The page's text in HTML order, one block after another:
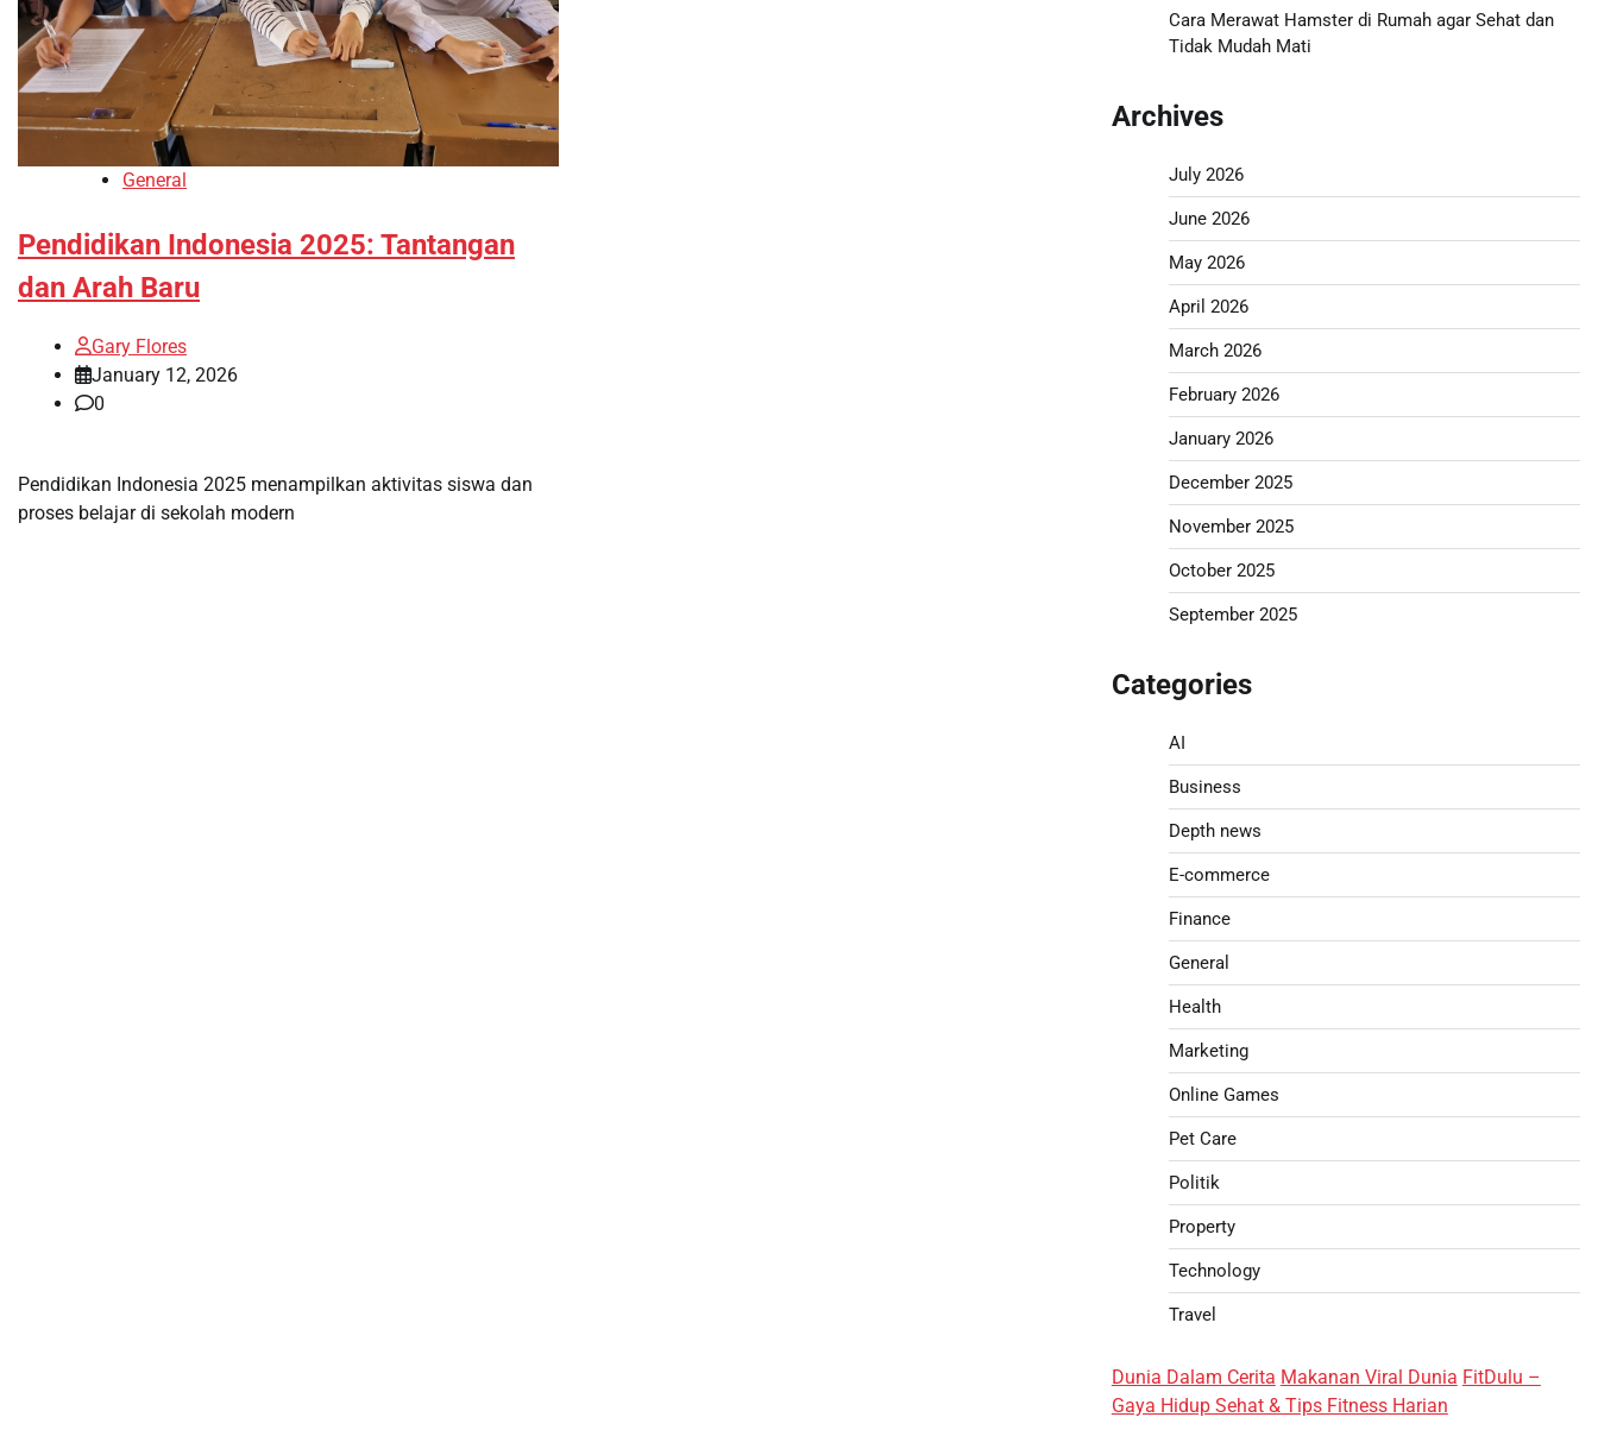
General
Pendidikan Indonesia 2025: Tantangan
dan Arah Baru
Gary Flores
January 12, 2026
0
Pendidikan Indonesia 2025 menampilkan aktivitas siswa dan
proses belajar di sekolah modern
Cara Merawat Hamster di Rumah agar Sehat dan
Tidak Mudah Mati
Archives
July 2026
June 2026
May 2026
April 2026
March 2026
February 2026
January 2026
December 2025
November 2025
October 2025
September 2025
Categories
AI
Business
Depth news
E-commerce
Finance
General
Health
Marketing
Online Games
Pet Care
Politik
Property
Technology
Travel
Dunia Dalam Cerita Makanan Viral Dunia FitDulu –
Gaya Hidup Sehat & Tips Fitness Harian